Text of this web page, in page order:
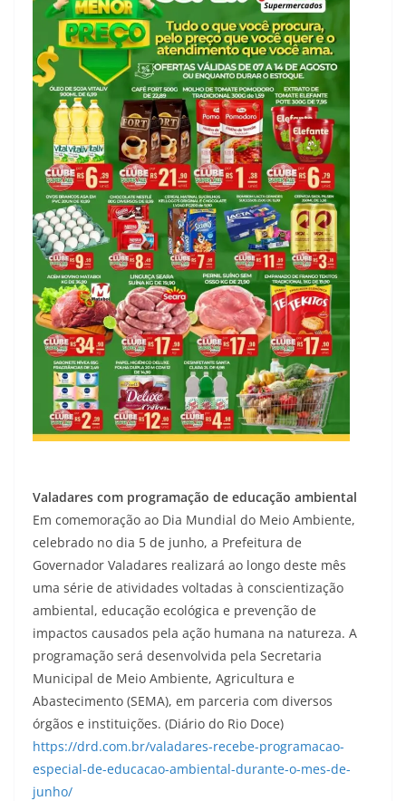
Valadares com programação de educação ambiental
Em comemoração ao Dia Mundial do Meio Ambiente,
celebrado no dia 5 de junho, a Prefeitura de
Governador Valadares realizará ao longo deste mês
uma série de atividades voltadas à conscientização
ambiental, educação ecológica e prevenção de
impactos causados pela ação humana na natureza. A
programação será desenvolvida pela Secretaria
Municipal de Meio Ambiente, Agricultura e
Abastecimento (SEMA), em parceria com diversos
órgãos e instituições. (Diário do Rio Doce)
https://drd.com.br/valadares-recebe-programacao-
especial-de-educacao-ambiental-durante-o-mes-de-
junho/